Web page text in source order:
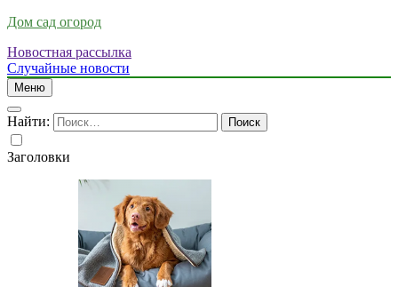
Дом сад огород
Новостная рассылка
Случайные новости
Меню
Найти:
Заголовки